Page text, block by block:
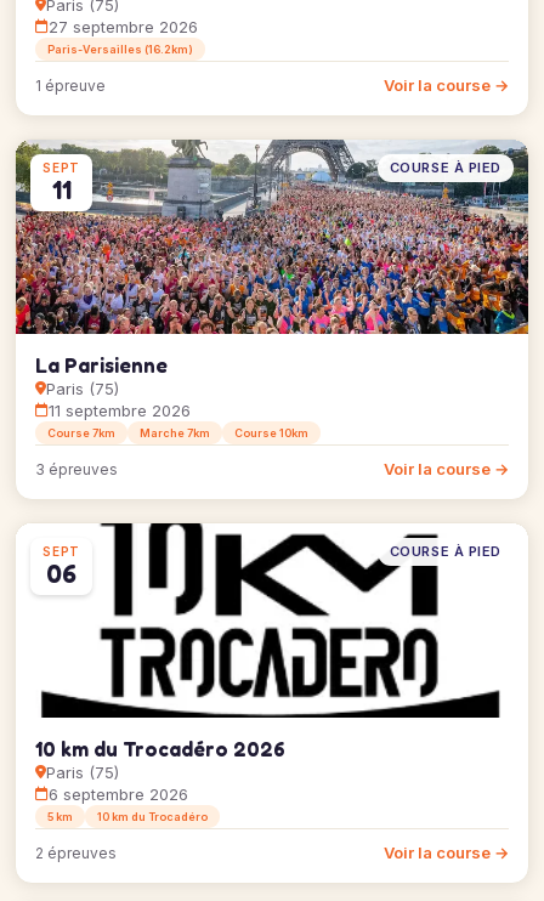
Paris (75)
27 septembre 2026
Paris-Versailles (16.2km)
1 épreuve Voir la course →
SEPT
11
COURSE À PIED
La Parisienne
Paris (75)
11 septembre 2026
Course 7km Marche 7km Course 10km
3 épreuves Voir la course →
SEPT
06
COURSE À PIED
10 km du Trocadéro 2026
Paris (75)
6 septembre 2026
5 km 10 km du Trocadéro
2 épreuves Voir la course →